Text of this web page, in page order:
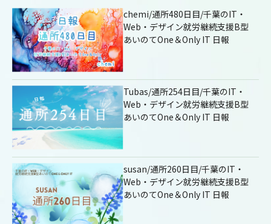
chemi/通所480日目/千葉のIT・
Web・デザイン就労継続支援B型
あいのてOne＆Only IT 日報
Tubas/通所254日目/千葉のIT・
Web・デザイン就労継続支援B型
あいのてOne＆Only IT 日報
susan/通所260日目/千葉のIT・
Web・デザイン就労継続支援B型
あいのてOne＆Only IT 日報